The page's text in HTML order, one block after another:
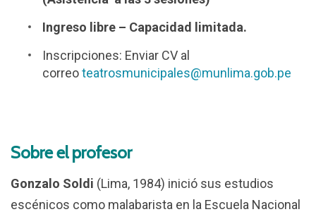
Ingreso libre – Capacidad limitada.
Inscripciones: Enviar CV al
correoteatrosmunicipales@munlima.gob.pe
Sobre el profesor
Gonzalo Soldi (Lima, 1984) inició sus estudios
escénicos como malabarista en la Escuela Nacional